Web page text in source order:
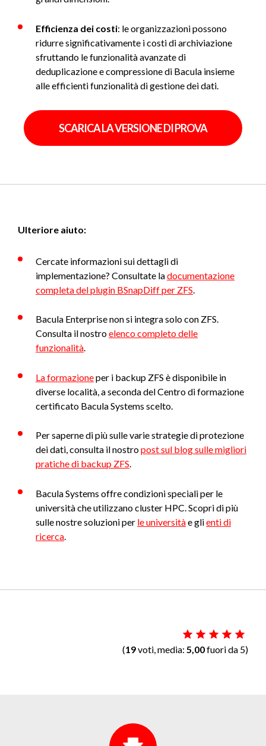
Efficienza dei costi: le organizzazioni possono
ridurre significativamente i costi di archiviazione
sfruttando le funzionalità avanzate di
deduplicazione e compressione di Bacula insieme
alle efficienti funzionalità di gestione dei dati.
SCARICA LA VERSIONE DI PROVA
Ulteriore aiuto:
Cercate informazioni sui dettagli di
implementazione? Consultate ladocumentazione
completa del plugin BSnapDiff per ZFS
Bacula Enterprise non si integra solo con ZFS.
Consulta il nostroelenco completo delle
funzionalità.
La formazioneper i backup ZFS è disponibile in
diverse località, a seconda del Centro di formazione
certificato Bacula Systems scelto.
Per saperne di più sulle varie strategie di protezione
dei dati, consulta il nostropost sul blog sulle migliori
pratiche di backup ZFS.
Bacula Systems offre condizioni speciali per le
università che utilizzano cluster HPC. Scopri di più
sulle nostre soluzioni per le universitàe glienti di
ricerca.
(19voti, media: 5,00fuori da 5)